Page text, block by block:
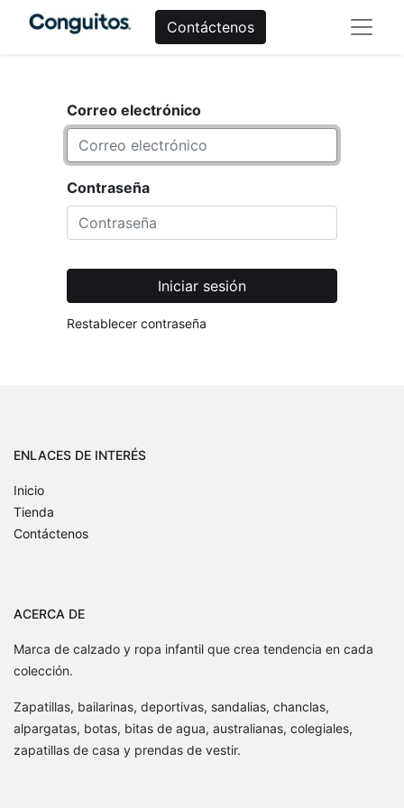
Contáctenos
Correo electrónico
Contraseña
Iniciar sesión
Restablecer contraseña
ENLACES DE INTERÉS
Inicio
Tienda
Contáctenos
ACERCA DE
Marca de calzado y ropa infantil que crea tendencia en cada
colección.
Zapatillas, bailarinas, deportivas, sandalias, chanclas,
alpargatas, botas, bitas de agua, australianas, colegiales,
zapatillas de casa y prendas de vestir.